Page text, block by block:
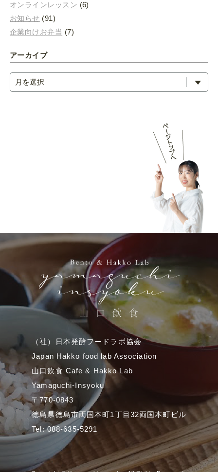
オンラインレッスン (6)
お知らせ (91)
企業向けお弁当 (7)
アーカイブ
（社）日本発酵フードラボ協会
Japan Hakko food lab Association
山口飲食 Cafe & Hakko Lab
Yamaguchi-Insyoku
〒770-0843
徳島県徳島市両国本町1丁目32両国本町ビル
Tel: 088-635-5291